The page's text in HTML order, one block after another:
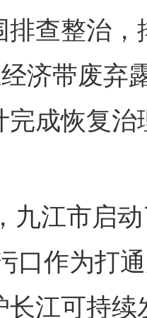
排查整治
济带废弃
完成恢复
江市启动
口作为打
江可持续